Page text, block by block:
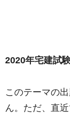
2020年宅建試
このテーマの
ん。ただ、直